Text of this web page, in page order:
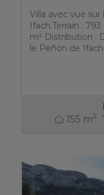
Villa avec vue
Ifach.Terrain :
m² Distribution :
le Peñón de
155 m2